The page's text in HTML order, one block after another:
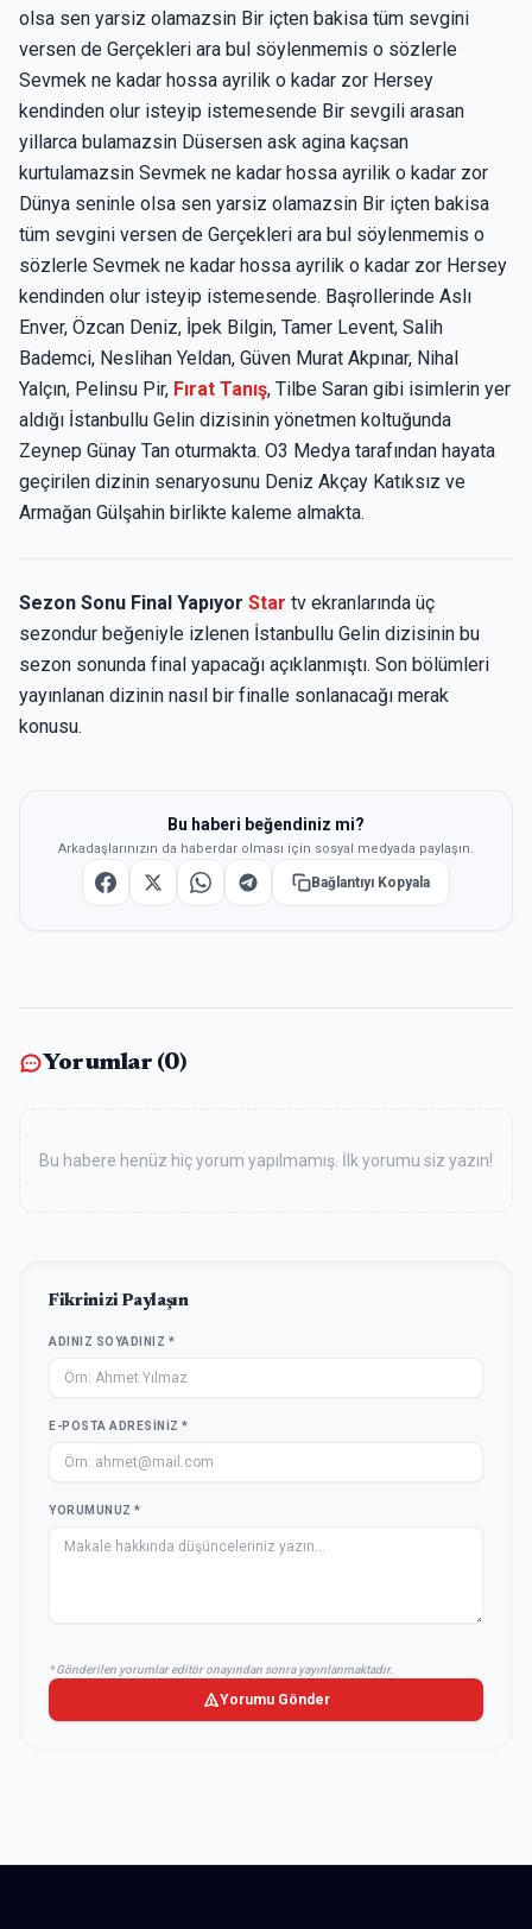
olsa sen yarsiz olamazsin Bir içten bakisa tüm sevgini
versen de Gerçekleri ara bul söylenmemis o sözlerle
Sevmek ne kadar hossa ayrilik o kadar zor Hersey
kendinden olur isteyip istemesende Bir sevgili arasan
yillarca bulamazsin Düsersen ask agina kaçsan
kurtulamazsin Sevmek ne kadar hossa ayrilik o kadar zor
Dünya seninle olsa sen yarsiz olamazsin Bir içten bakisa
tüm sevgini versen de Gerçekleri ara bul söylenmemis o
sözlerle Sevmek ne kadar hossa ayrilik o kadar zor Hersey
kendinden olur isteyip istemesende. Başrollerinde Aslı
Enver, Özcan Deniz, İpek Bilgin, Tamer Levent, Salih
Bademci, Neslihan Yeldan, Güven Murat Akpınar, Nihal
Yalçın, Pelinsu Pir, Fırat Tanış, Tilbe Saran gibi isimlerin yer
aldığı İstanbullu Gelin dizisinin yönetmen koltuğunda
Zeynep Günay Tan oturmakta. O3 Medya tarafından hayata
geçirilen dizinin senaryosunu Deniz Akçay Katıksız ve
Armağan Gülşahin birlikte kaleme almakta.
Sezon Sonu Final Yapıyor Star tv ekranlarında üç
sezondur beğeniyle izlenen İstanbullu Gelin dizisinin bu
sezon sonunda final yapacağı açıklanmıştı. Son bölümleri
yayınlanan dizinin nasıl bir finalle sonlanacağı merak
konusu.
Bu haberi beğendiniz mi?
Arkadaşlarınızın da haberdar olması için sosyal medyada paylaşın.
Bağlantıyı Kopyala
Yorumlar (0)
Bu habere henüz hiç yorum yapılmamış. İlk yorumu siz yazın!
Fikrinizi Paylaşın
ADINIZ SOYADINIZ *
E-POSTA ADRESINIZ *
YORUMUNUZ *
* Gönderilen yorumlar editör onayından sonra yayınlanmaktadır.
Yorumu Gönder